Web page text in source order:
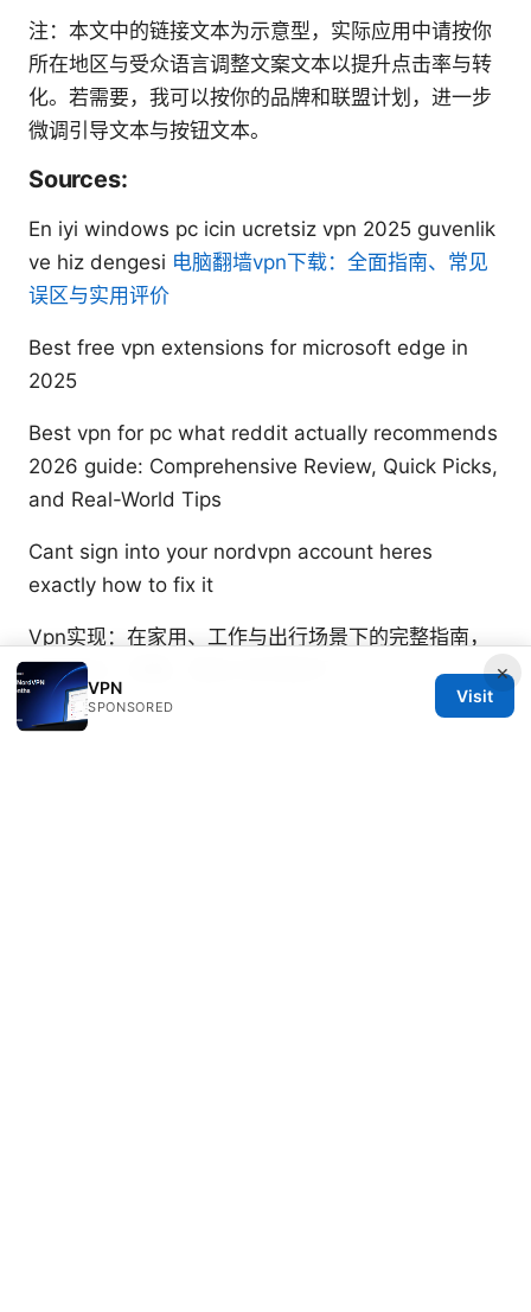
注：本文中的链接文本为示意型，实际应用中请按你
所在地区与受众语言调整文案文本以提升点击率与转
化。若需要，我可以按你的品牌和联盟计划，进一步
微调引导文本与按钮文本。
Sources:
En iyi windows pc icin ucretsiz vpn 2025 guvenlik
ve hiz dengesi 电脑翻墙vpn下载：全面指南、常见
误区与实用评价
Best free vpn extensions for microsoft edge in
2025
Best vpn for pc what reddit actually recommends
2026 guide: Comprehensive Review, Quick Picks,
and Real-World Tips
Cant sign into your nordvpn account heres
exactly how to fix it
Vpn实现：在家用、工作与出行场景下的完整指南，
包含协议、部署、隐私与实用技巧
×
VPN
SPONSORED
Visit